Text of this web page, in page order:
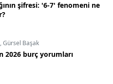
şifresi: '6-7' fenomeni ne
,Gürsel Başak
2026 burç yorumları